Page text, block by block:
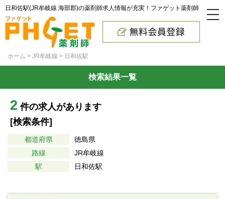
日和佐駅(JR牟岐線 海部郡)の薬剤師求人情報が充実！ファゲット薬剤師
ホーム JR牟岐線 日和佐駅
検索結果一覧
2 件の求人があります
[検索条件]
都道府県
徳島県
路線
JR牟岐線
駅
日和佐駅